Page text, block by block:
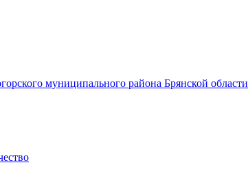
муниципального района Брянской области